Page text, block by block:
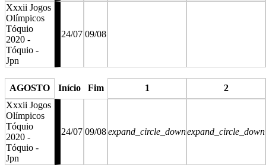
Xxxii Jogos
Olímpicos
Tóquio
2020 -
Tóquio -
Jpn
24/07 09/08
AGOSTO
Início Fim 1
2
Xxxii Jogos
Olímpicos
Tóquio
2020 -
Tóquio -
Jpn
24/07 09/08expand_circle_downexpand_circle_down